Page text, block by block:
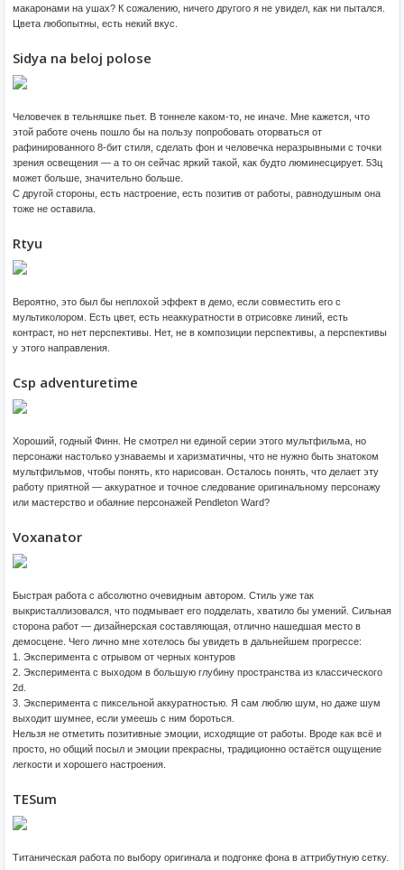
макаронами на ушах? К сожалению, ничего другого я не увидел, как ни пытался.
Цвета любопытны, есть некий вкус.
Sidya na beloj polose
Человечек в тельняшке пьет. В тоннеле каком-то, не иначе. Мне кажется, что
этой работе очень пошло бы на пользу попробовать оторваться от
рафинированного 8-бит стиля, сделать фон и человечка неразрывными с точки
зрения освещения — а то он сейчас яркий такой, как будто люминесцирует. 53ц
может больше, значительно больше.
С другой стороны, есть настроение, есть позитив от работы, равнодушным она
тоже не оставила.
Rtyu
Вероятно, это был бы неплохой эффект в демо, если совместить его с
мультиколором. Есть цвет, есть неаккуратности в отрисовке линий, есть
контраст, но нет перспективы. Нет, не в композиции перспективы, а перспективы
у этого направления.
Csp adventuretime
Хороший, годный Финн. Не смотрел ни единой серии этого мультфильма, но
персонажи настолько узнаваемы и харизматичны, что не нужно быть знатоком
мультфильмов, чтобы понять, кто нарисован. Осталось понять, что делает эту
работу приятной — аккуратное и точное следование оригинальному персонажу
или мастерство и обаяние персонажей Pendleton Ward?
Voxanator
Быстрая работа с абсолютно очевидным автором. Стиль уже так
выкристаллизовался, что подмывает его подделать, хватило бы умений. Сильная
сторона работ — дизайнерская составляющая, отлично нашедшая место в
демосцене. Чего лично мне хотелось бы увидеть в дальнейшем прогрессе:
1. Эксперимента с отрывом от черных контуров
2. Эксперимента с выходом в большую глубину пространства из классического
2d.
3. Эксперимента с пиксельной аккуратностью. Я сам люблю шум, но даже шум
выходит шумнее, если умеешь с ним бороться.
Нельзя не отметить позитивные эмоции, исходящие от работы. Вроде как всё и
просто, но общий посыл и эмоции прекрасны, традиционно остаётся ощущение
легкости и хорошего настроения.
TESum
Титаническая работа по выбору оригинала и подгонке фона в аттрибутную сетку.